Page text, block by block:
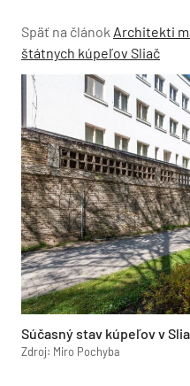
Späť na článok Architekti
štátnych kúpeľov Sliač
Súčasný stav kúpeľov v
Zdroj: Miro Pochyba